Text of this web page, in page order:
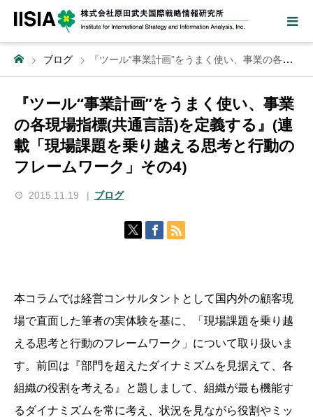
ブログ 『ツール“事業計画”をうまく使い、事業の各現場指標(共通言語)を定義する』(連載「現場課題を乗り越える思考と行動のフレームワーク」その4)
『ツール“事業計画”をうまく使い、事業
の各現場指標(共通言語)を定義する』(連
載「現場課題を乗り越える思考と行動の
フレームワーク」その4)
2015.11.19 ブログ
本コラムでは経営コンサルタントとして国内外の顧客現
場で直面した筆者の実体験を基に、「現場課題を乗り越
える思考と行動のフレームワーク」について取り扱いま
す。前回は『部門を超えたダイナミズムを見据えて、各
組織の役割を考える』と題しまして、組織が最も機能す
るダイナミズムを常に考え、状況を見ながら役割やミッ